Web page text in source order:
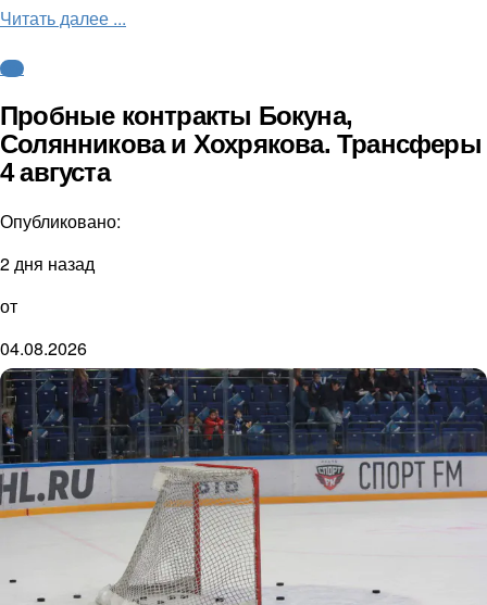
Читать далее ...
КХЛ
Пробные контракты Бокуна,
Солянникова и Хохрякова. Трансферы
4 августа
Опубликовано:
2 дня назад
от
04.08.2026